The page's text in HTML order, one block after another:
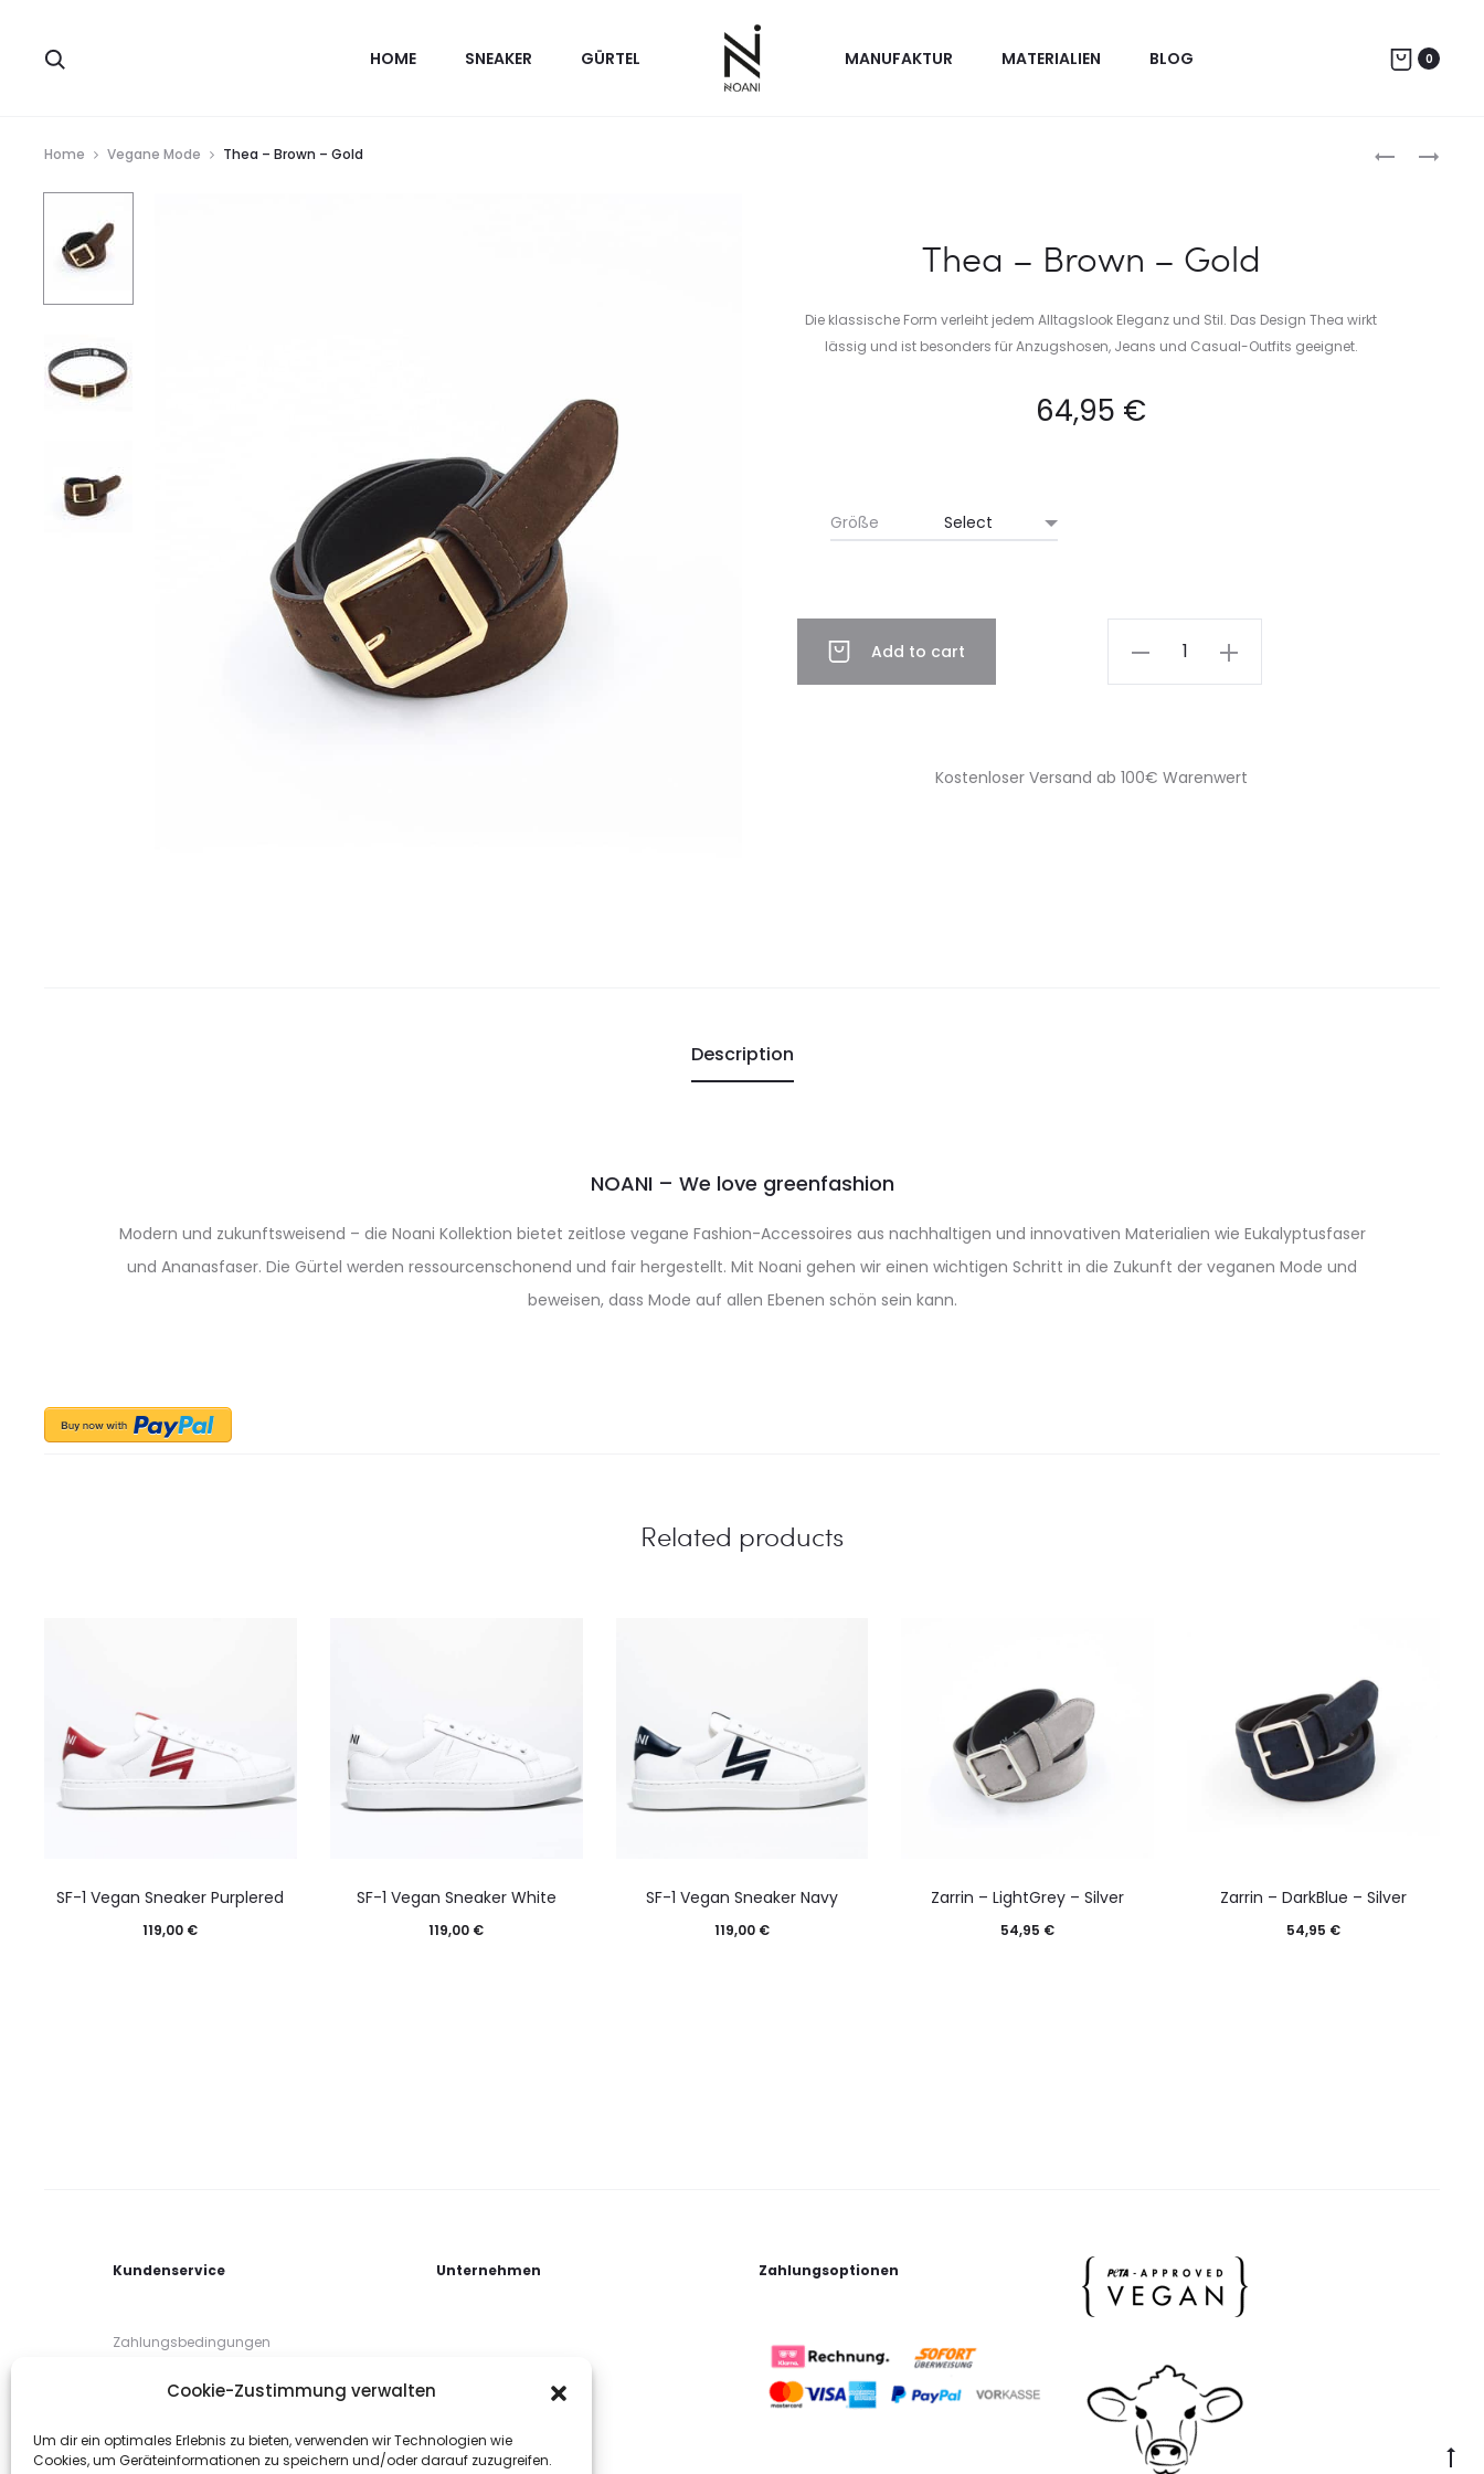
Cookie-Zustimmung verwalten
Um dir ein optimales Erlebnis zu bieten, verwenden wir Technologien wie
Cookies, um Geräteinformationen zu speichern und/oder darauf zuzugreifen.
HOME SNEAKER GÜRTEL MANUFAKTUR MATERIALIEN BLOG 0
Home Vegane Mode Thea – Brown – Gold
Thea – Brown – Gold
Die klassische Form verleiht jedem Alltagslook Eleganz und Stil. Das Design Thea wirkt
lässig und ist besonders für Anzugshosen, Jeans und Casual-Outfits geeignet.
64,95 €
Größe
Gold
Add to cart
Kostenloser Versand ab 100€ Warenwert
Description
NOANI – We love greenfashion
Modern und zukunftsweisend – die Noani Kollektion bietet zeitlose vegane Fashion-Accessoires aus nachhaltigen und innovativen Materialien wie Eukalyptusfaser
und Ananasfaser. Die Gürtel werden ressourcenschonend und fair hergestellt. Mit Noani gehen wir einen wichtigen Schritt in die Zukunft der veganen Mode und
beweisen, dass Mode auf allen Ebenen schön sein kann.
Related products
SF-1 Vegan Sneaker Purplered
119,00 €
SF-1 Vegan Sneaker White
119,00 €
SF-1 Vegan Sneaker Navy
119,00 €
Zarrin – LightGrey – Silver
54,95 €
Zarrin – DarkBlue – Silver
54,95 €
Kundenservice
Zahlungsbedingungen
Lieferbedingungen
Unternehmen Zahlungsoptionen